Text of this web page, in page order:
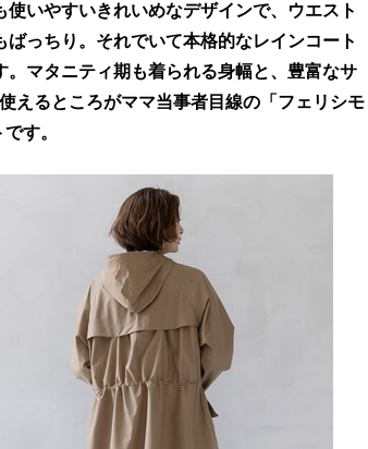
いやすいきれいめなデザインで、ウエスト
っちり。それでいて本格的なレインコート
マタニティ期も着られる身幅と、豊富なサ
えるところがママ当事者目線の「フェリシモ
す。